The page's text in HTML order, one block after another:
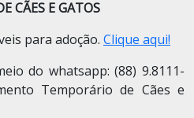
CÃES E GATOS
para adoção. Clique aqui!
do whatsapp: (88) 9.8111-
Temporário de Cães e